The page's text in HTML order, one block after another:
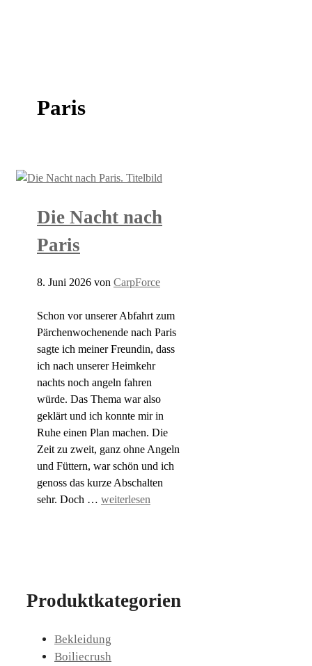
Paris
Die Nacht nach
Paris
8. Juni 2026 von CarpForce
Schon vor unserer Abfahrt zum
Pärchenwochenende nach Paris
sagte ich meiner Freundin, dass
ich nach unserer Heimkehr
nachts noch angeln fahren
würde. Das Thema war also
geklärt und ich konnte mir in
Ruhe einen Plan machen. Die
Zeit zu zweit, ganz ohne Angeln
und Füttern, war schön und ich
genoss das kurze Abschalten
sehr. Doch … weiterlesen
Produktkategorien
Bekleidung
Boiliecrush